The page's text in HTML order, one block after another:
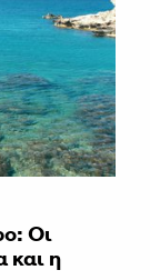
Οι
και η